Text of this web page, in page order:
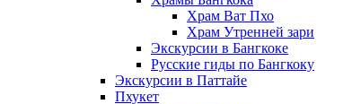
Храм Ват Пхо
Храм Утренней зари
Экскурсии в Бангкоке
Русские гиды по Бангкоку
Экскурсии в Паттайе
Пхукет